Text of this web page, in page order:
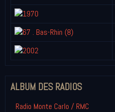
ALBUM DES RADIOS
Radio Monte Carlo / RMC